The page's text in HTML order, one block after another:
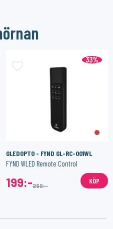
33%
GLEDOPTO - FYND GL-RC-001WL
FYND WLED Remote Control
199:-299:-
KÖP